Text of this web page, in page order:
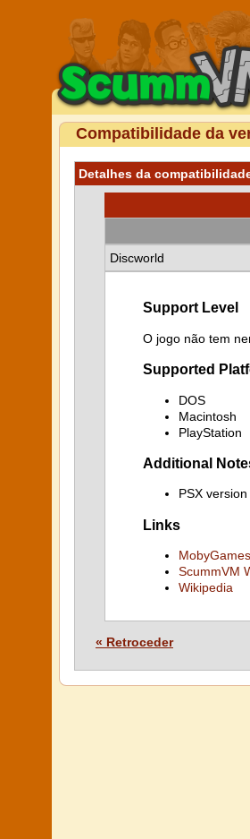
Compatibilidade da
Detalhes da
Discworld
Support Level
O jogo não tem
Supported
DOS
Macintosh
PlayStation
Additional
PSX
Links
MobyGames
ScummVM
Wikipedia
« Retroceder